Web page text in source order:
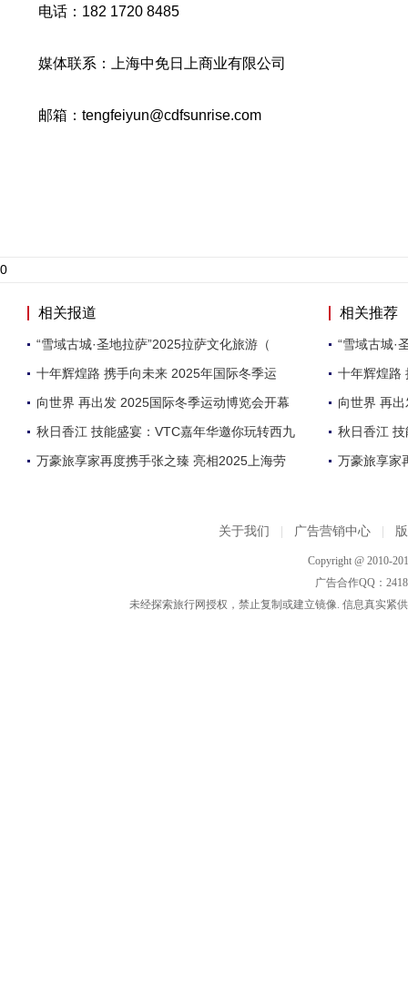
电话：182 1720 8485
媒体联系：上海中免日上商业有限公司
邮箱：tengfeiyun@cdfsunrise.com
0
相关报道
“雪域古城·圣地拉萨”2025拉萨文化旅游（
十年辉煌路 携手向未来 2025年国际冬季运
向世界 再出发 2025国际冬季运动博览会开幕
秋日香江 技能盛宴：VTC嘉年华邀你玩转西九
万豪旅享家再度携手张之臻 亮相2025上海劳
相关推荐
“雪域古城·
十年辉煌路
向世界 再
秋日香江
万豪旅享家
关于我们 广告营销中心
Copyright @ 2010-
广告合作QQ：
未经探索旅行网授权，禁止复制或建立镜像. 信息真实紧